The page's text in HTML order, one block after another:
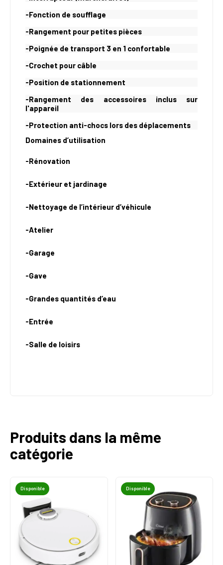
-Fonction de soufflage
-Rangement pour petites pièces
-Poignée de transport 3 en 1 confortable
-Crochet pour câble
-Position de stationnement
-Rangement des accessoires inclus sur
l'appareil
-Protection anti-chocs lors des déplacements
Domaines d’utilisation
-Rénovation
-Extérieur et jardinage
-Nettoyage de l’intérieur d’véhicule
-Atelier
-Garage
-Gave
-Grandes quantités d’eau
-Entrée
-Salle de loisirs
Produits dans la même
catégorie
Disponible Disponible